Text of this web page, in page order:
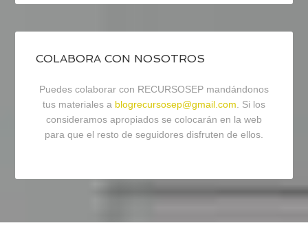
COLABORA CON NOSOTROS
Puedes colaborar con RECURSOSEP mandándonos
tus materiales a blogrecursosep@gmail.com. Si los
consideramos apropiados se colocarán en la web
para que el resto de seguidores disfruten de ellos.